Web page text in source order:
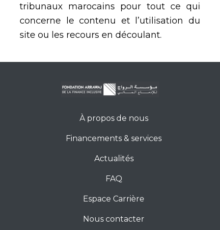
tribunaux marocains pour tout ce qui
concerne le contenu et l’utilisation du
site ou les recours en découlant.
À propos de nous
Financements & services
Actualités
FAQ
Espace Carrière
Nous contacter